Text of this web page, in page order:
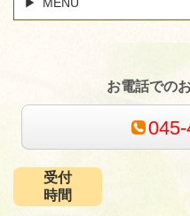
お電話での
受付
時間